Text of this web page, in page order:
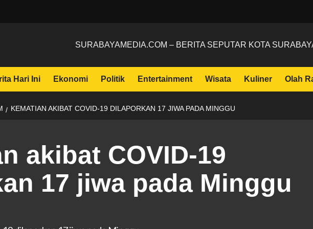
SURABAYAMEDIA.COM – BERITA SEPUTAR KOTA
Hari Ini Ekonomi Politik Entertainment Wisata Kuliner Olah
KEMATIAN AKIBAT COVID-19 DILAPORKAN 17 JIWA PADA MINGGU
akibat COVID-19
17 jiwa pada Minggu